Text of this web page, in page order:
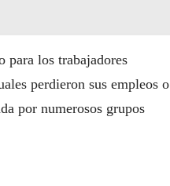
para los trabajadores
perdieron sus empleos o
por numerosos grupos